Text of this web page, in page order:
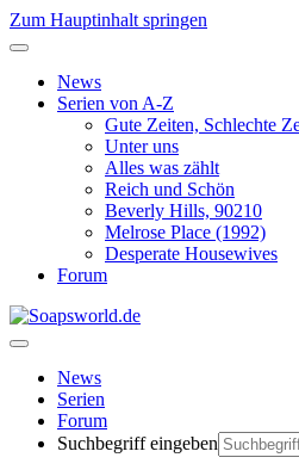
Zum Hauptinhalt springen
News
Serien von A-Z
Gute Zeiten, Schlechte
Unter uns
Alles was zählt
Reich und Schön
Beverly Hills, 90210
Melrose Place (1992)
Desperate Housewives
Forum
News
Serien
Forum
Suchbegriff eingeben